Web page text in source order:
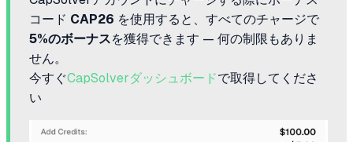
コード CAP26 を使用すると、すべてのチャージで
5%のボーナスを獲得できます — 何の制限もありま
せん。
今すぐCapSolverダッシュボードで取得してくださ
い